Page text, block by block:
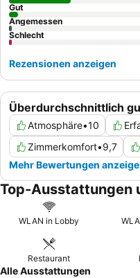
Überdurchschnittlich
Atmosphäre•10
Zimmerkomfort•9,7
Mehr Bewertungen
Gut
Angemessen
Schlecht
Rezensionen anzeigen
Top-Ausstattungen
WLAN in Lobby
Restaurant
Alle Ausstattungen